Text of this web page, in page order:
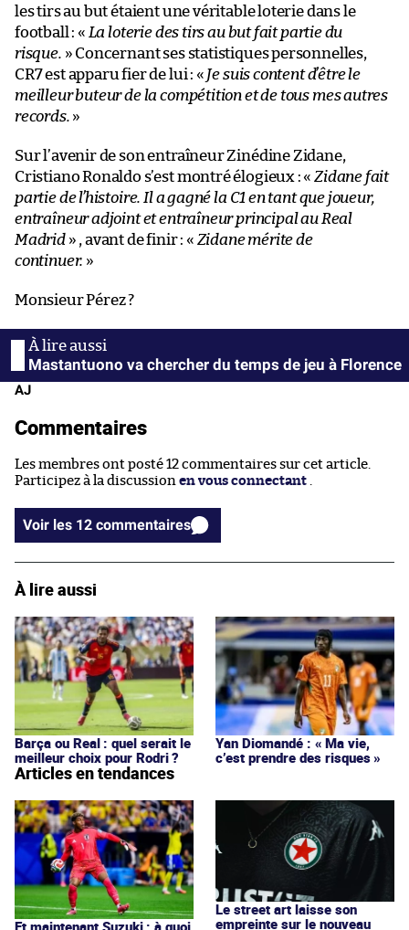
les tirs au but étaient une véritable loterie dans le
football : « La loterie des tirs au but fait partie du
risque. » Concernant ses statistiques personnelles,
CR7 est apparu fier de lui : « Je suis content d’être le
meilleur buteur de la compétition et de tous mes autres
records. »
Sur l’avenir de son entraîneur Zinédine Zidane,
Cristiano Ronaldo s’est montré élogieux : «Zidane fait
partie de l’histoire. Il a gagné la C1 en tant que joueur,
entraîneur adjoint et entraîneur principal au Real
Madrid» , avant de finir : « Zidane mérite de
continuer. »
Monsieur Pérez ?
Mastantuono va chercher du temps de jeu à Florence
AJ
Commentaires
Les membres ont posté 12 commentaires sur cet article.
Participez à la discussion en vous connectant .
Voir les 12 commentaires
À lire aussi
Barça ou Real : quel serait le
meilleur choix pour Rodri ?
Yan Diomandé : « Ma vie,
c’est prendre des risques »
Articles en tendances
Le street art laisse son
empreinte sur le nouveau